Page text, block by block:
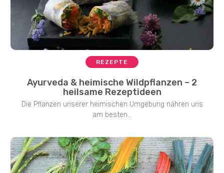
REZEPTE
Ayurveda & heimische Wildpflanzen – 2
heilsame Rezeptideen
Die Pflanzen unserer heimischen Umgebung nähren uns
am besten...